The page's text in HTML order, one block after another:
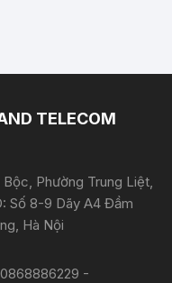
TELECOM
Phường Trung Liệt,
Số 8-9 Dãy A4 Đầm
Hà Nội
-